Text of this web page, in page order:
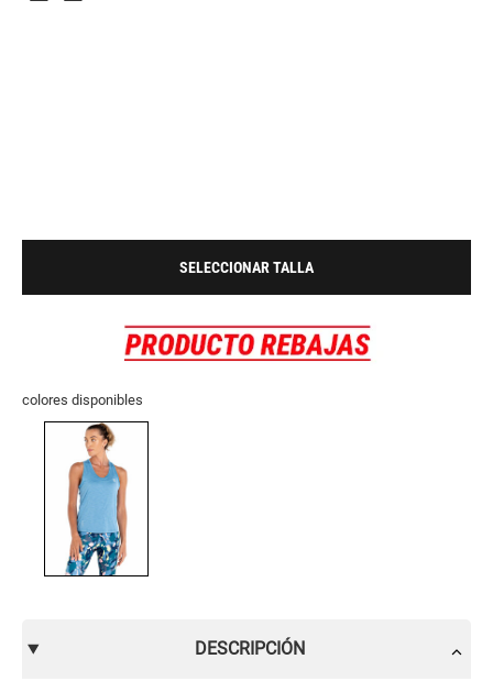
SELECCIONAR TALLA
colores disponibles
DESCRIPCIÓN